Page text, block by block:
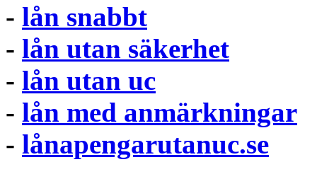
- lån snabbt
- lån utan säkerhet
- lån utan uc
- lån med anmärkningar
- lånapengarutanuc.se